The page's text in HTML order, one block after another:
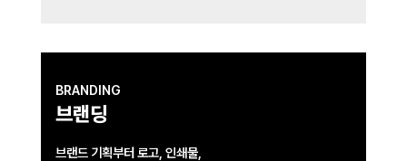
BRANDING
브랜딩
브랜드 기획부터 로고, 인쇄물,